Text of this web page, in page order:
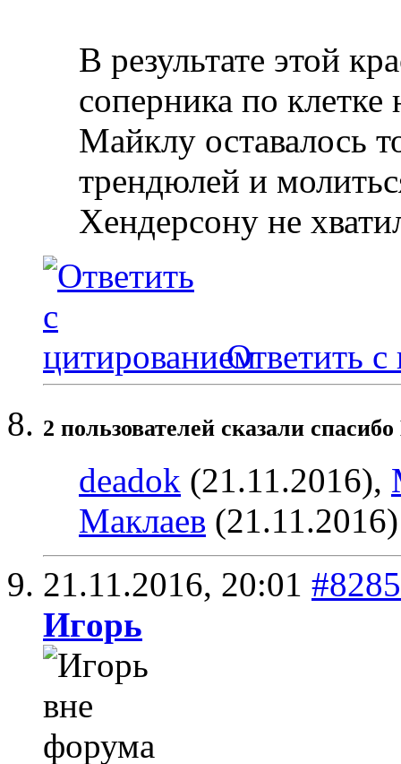
В результате этой
соперника по клетке
Майклу оставалось
трендюлей и
Хендерсону не
Ответить с
2 пользователей сказали
deadok (21.11.2016),
Маклаев (21.11.2016)
21.11.2016, 20:01 #8285
Игoрь